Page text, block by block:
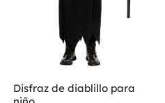
Disfraz de diablillo para